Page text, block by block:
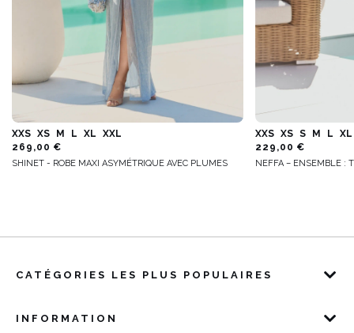
XXS XS M L XL
XXL
269,00 €
SHINET - ROBE MAXI ASYMÉTRIQUE AVEC PLUMES
XXS XS S M L
XL
229,00 €
NEFFA – ENSEMBLE :
CATÉGORIES LES PLUS POPULAIRES
INFORMATION